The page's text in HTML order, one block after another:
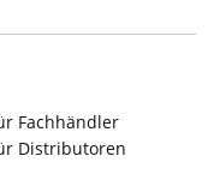
Fachhändler
Distributoren